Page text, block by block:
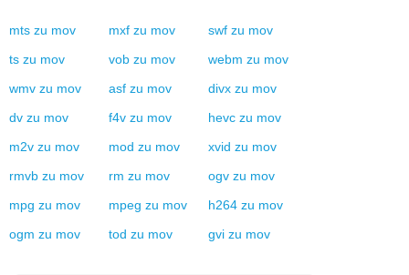
mts zu mov mxf zu mov swf zu mov
ts zu mov vob zu mov webm zu mov
wmv zu mov asf zu mov divx zu mov
dv zu mov f4v zu mov hevc zu mov
m2v zu mov mod zu mov xvid zu mov
rmvb zu mov rm zu mov ogv zu mov
mpg zu mov mpeg zu mov h264 zu mov
ogm zu mov tod zu mov gvi zu mov